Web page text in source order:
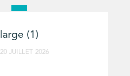
large (1)
20 JUILLET 2026